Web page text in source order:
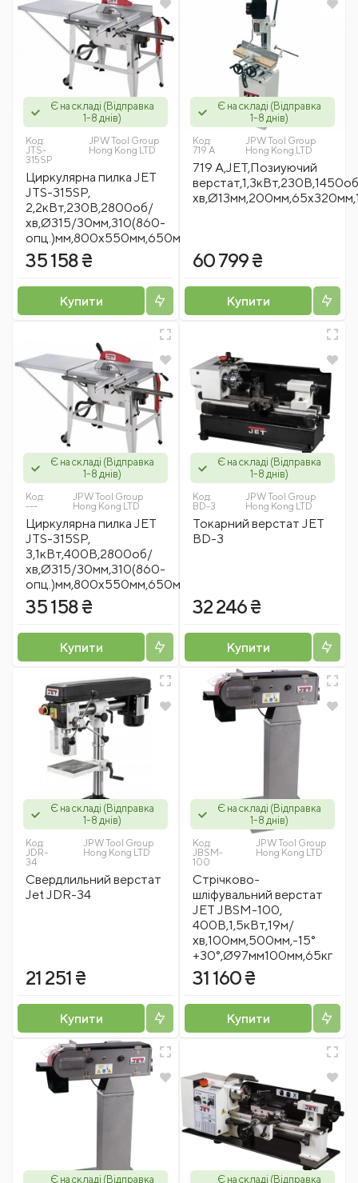
Є на складі (Відправка
1-8 днів)
Код:
JTS-
315SP
JPW Tool Group
Hong Kong LTD
Циркулярна пилка JET
JTS-315SP,
2,2кВт,230В,2800об/
хв,Ø315/30мм,310(860-
опц.)мм,800х550мм,650мм,50кг
35 158 ₴
Купити
Є на складі (Відправка
1-8 днів)
Код:
719 A
JPW Tool Group
Hong Kong LTD
719 A,JET,Позиуючий
60 799 ₴
Купити
Є на складі (Відправка
1-8 днів)
Код:
---
JPW Tool Group
Hong Kong LTD
Циркулярна пилка JET
JTS-315SP,
3,1кВт,400В,2800об/
хв,Ø315/30мм,310(860-
опц.)мм,800х550мм,650мм,50кг
35 158 ₴
Купити
Є на складі (Відправка
1-8 днів)
Код:
BD-3
JPW Tool Group
Hong Kong LTD
Токарний верстат JET
BD-3
32 246 ₴
Купити
Є на складі (Відправка
1-8 днів)
Код:
JDR-
34
JPW Tool Group
Hong Kong LTD
Свердлильний верстат
Jet JDR-34
21 251 ₴
Купити
Є на складі (Відправка
1-8 днів)
Код:
JBSM-
100
JPW Tool Group
Hong Kong LTD
Стрічково-
шліфувальний верстат
JET JBSM-100,
400В,1,5кВт,19м/
хв,100мм,500мм,-15°
+30°,Ø97мм100мм,65кг
31 160 ₴
Купити
Є на складі (Відправка Є на складі (Відправка